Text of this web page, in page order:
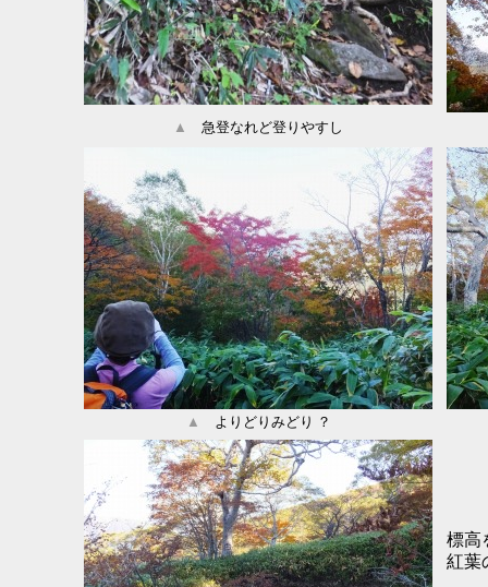
▲ 急登なれど登りやすし
▲ よりどりみどり ？
標高
紅葉